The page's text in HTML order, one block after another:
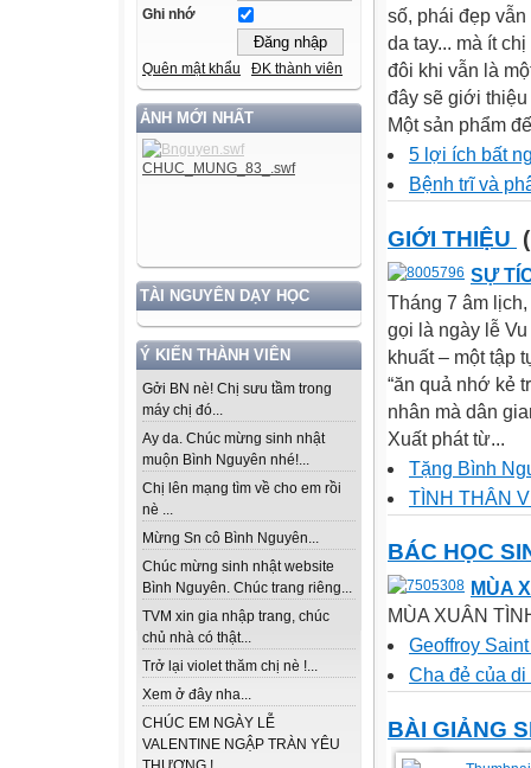
Ghi nhớ
Quên mật khẩu ĐK thành viên
ẢNH MỚI NHẤT
TÀI NGUYÊN DẠY HỌC
Ý KIẾN THÀNH VIÊN
Gởi BN nè! Chị sưu tầm trong
máy chị đó...
Ay da. Chúc mừng sinh nhật
muộn Bình Nguyên nhé!...
Chị lên mạng tìm về cho em rồi
nè ...
Mừng Sn cô Bình Nguyên...
Chúc mừng sinh nhật website
Bình Nguyên. Chúc trang riêng...
TVM xin gia nhập trang, chúc
chủ nhà có thật...
Trở lại violet thăm chị nè !...
Xem ở đây nha...
CHÚC EM NGÀY LỄ
VALENTINE NGẬP TRÀN YÊU
số, phái đẹp
da tay... mà ít
đôi khi vẫn là
đây sẽ giới
Một sản phẩm
5 lợi ích bất
Bệnh trĩ và
GIỚI THIỆU
SỰ
Tháng 7 âm
gọi là ngày lễ
khuất – một tập
“ăn quả nhớ kẻ
nhân mà dân
Xuất phát từ...
Tặng Bình
TÌNH THÂN
BÁC HỌC
MÙA
MÙA XUÂN
Geoffroy
Cha đẻ của
BÀI GIẢNG